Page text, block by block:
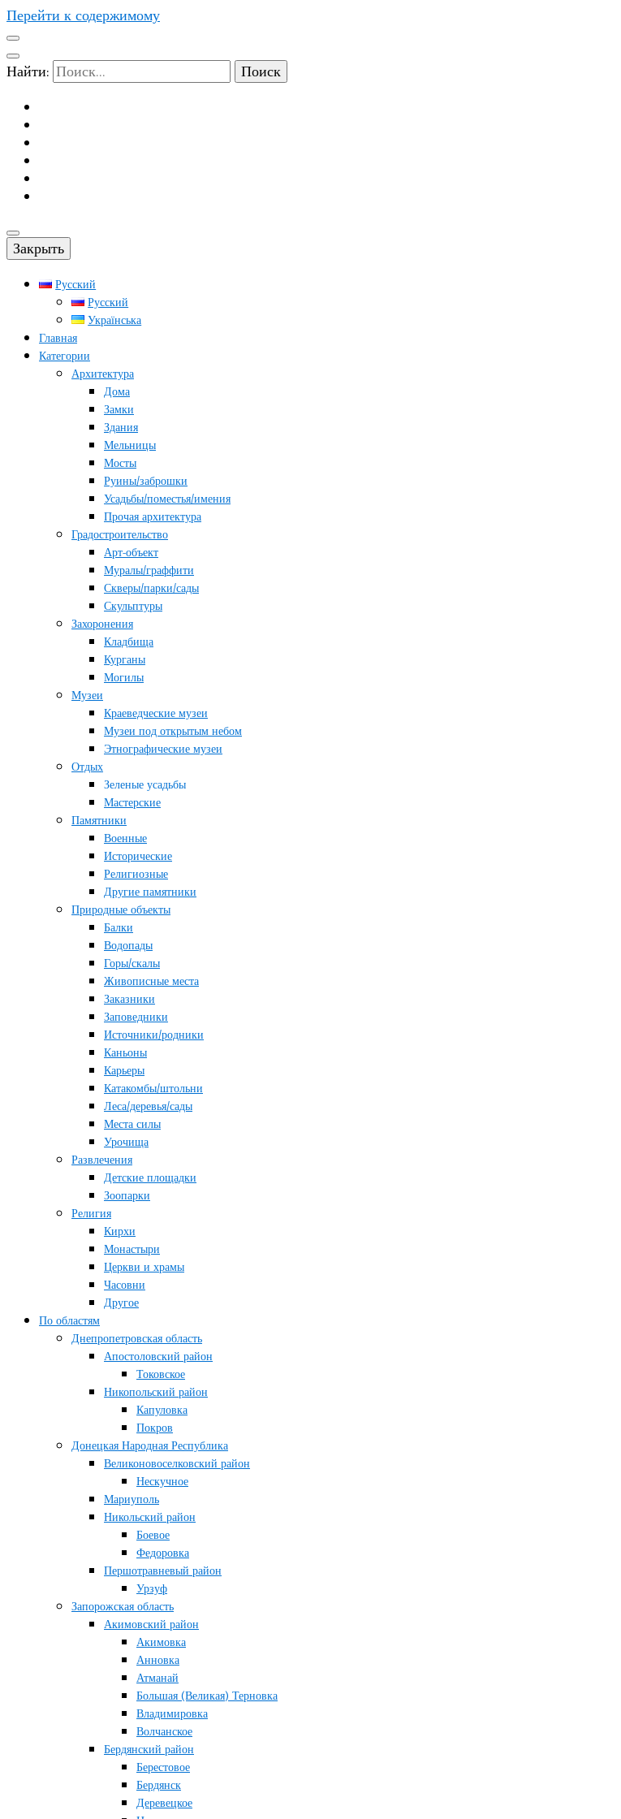
Перейти к содержимому
Найти:
Закрыть
Русский
Русский
Українська
Главная
Категории
Архитектура
Дома
Замки
Здания
Мельницы
Мосты
Руины/заброшки
Усадьбы/поместья/имения
Прочая архитектура
Градостроительство
Арт-объект
Муралы/граффити
Скверы/парки/сады
Скульптуры
Захоронения
Кладбища
Курганы
Могилы
Музеи
Краеведческие музеи
Музеи под открытым небом
Этнографические музеи
Отдых
Зеленые усадьбы
Мастерские
Памятники
Военные
Исторические
Религиозные
Другие памятники
Природные объекты
Балки
Водопады
Горы/скалы
Живописные места
Заказники
Заповедники
Источники/родники
Каньоны
Карьеры
Катакомбы/штольни
Леса/деревья/сады
Места силы
Урочища
Развлечения
Детские площадки
Зоопарки
Религия
Кирхи
Монастыри
Церкви и храмы
Часовни
Другое
По областям
Днепропетровская область
Апостоловский район
Токовское
Никопольский район
Капуловка
Покров
Донецкая Народная Республика
Великоновоселковский район
Нескучное
Мариуполь
Никольский район
Боевое
Федоровка
Першотравневый район
Урзуф
Запорожская область
Акимовский район
Акимовка
Анновка
Атманай
Большая (Великая) Терновка
Владимировка
Волчанское
Бердянский район
Берестовое
Бердянск
Деревецкое